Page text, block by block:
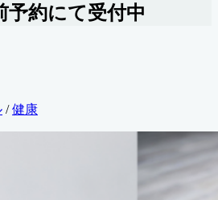
予約にて受付中
/健康